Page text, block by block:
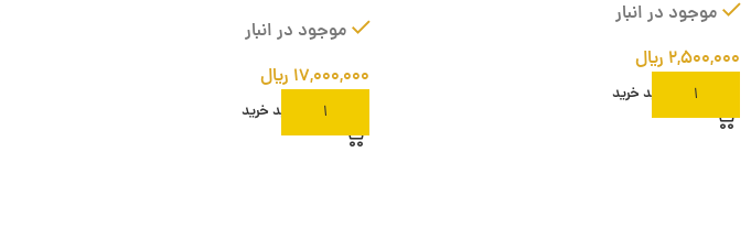
موجود در انبار
۲,۵۰۰,۰۰۰ ریال
افزودن به سبد خرید
موجود در انبار
۱۷,۰۰۰,۰۰۰ ریال
افزودن به سبد خرید